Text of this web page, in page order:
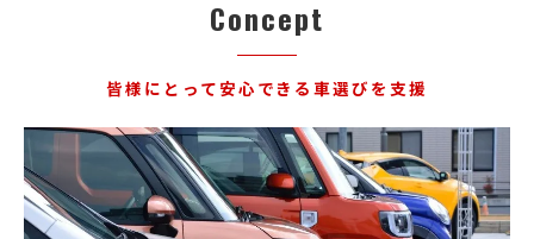
皆様にとって安心できる車選びを支援
Concept